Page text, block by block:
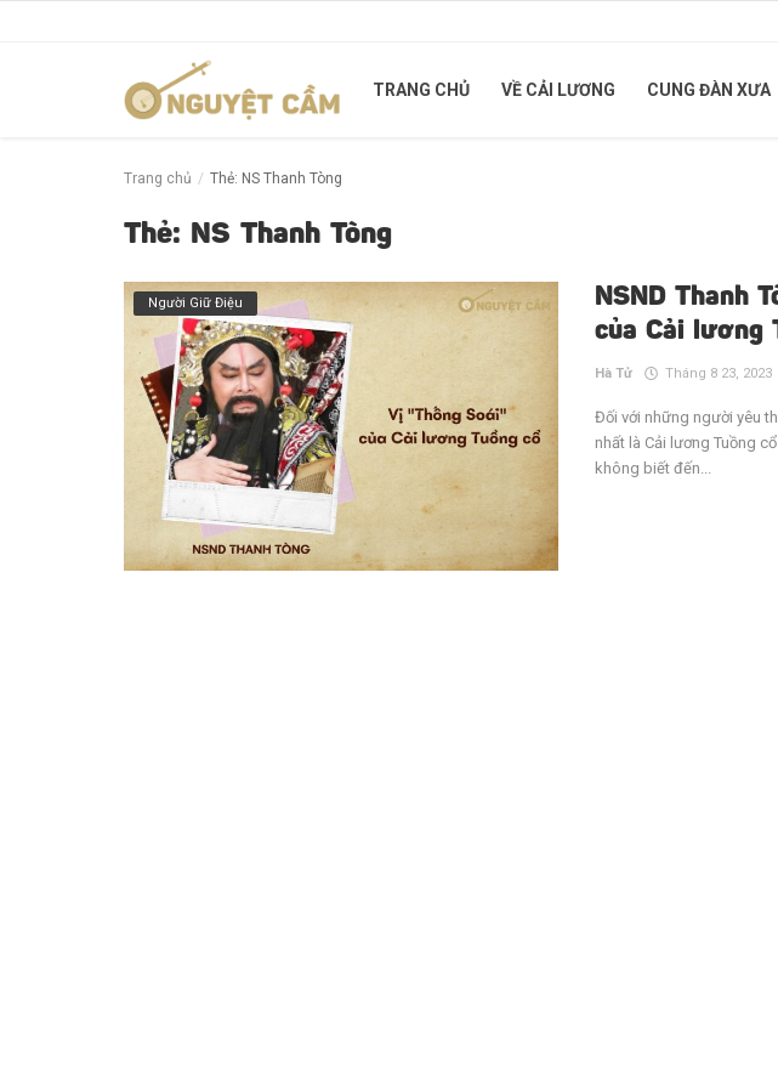
TRANG CHỦ VỀ CẢI LƯƠNG CUNG ĐÀN XƯA
Về Cải Lương
Cung Đàn Xưa
Người Giữ Điệu
Tuồng xưa - Chuyện mới
Trang chủ Thẻ: NS Thanh Tòng
Thẻ: NS Thanh Tòng
Người Giữ Điệu
NSND Thanh
của Cải lương
Hà Tử Tháng 8 23, 2023
Đối với những người yêu
nhất là Cải lương Tuồng
không biết đến...